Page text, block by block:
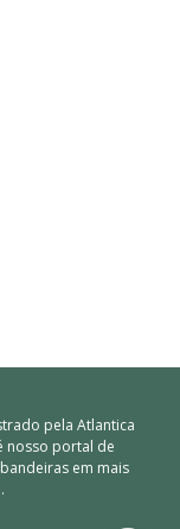
pela Atlantica
nosso portal de
em mais